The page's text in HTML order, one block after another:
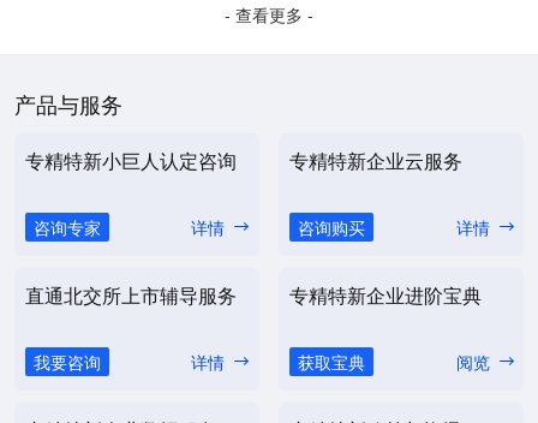
- 查看更多 -
产品与服务
专精特新小巨人认定咨询
咨询专家 详情
专精特新企业云服务
咨询购买 详情
直通北交所上市辅导服务
我要咨询 详情
专精特新企业进阶宝典
获取宝典 阅览